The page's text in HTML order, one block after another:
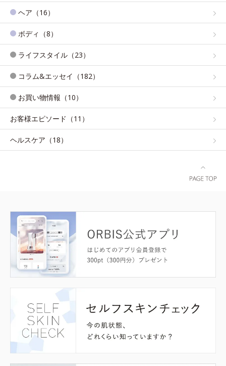
ヘア（16）
ボディ（8）
ライフスタイル（23）
コラム&エッセイ（182）
お買い物情報（10）
お客様エピソード（11）
ヘルスケア（18）